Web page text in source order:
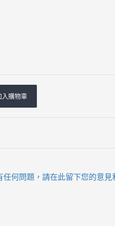
何問題，請在此留下您的意見
入購物車